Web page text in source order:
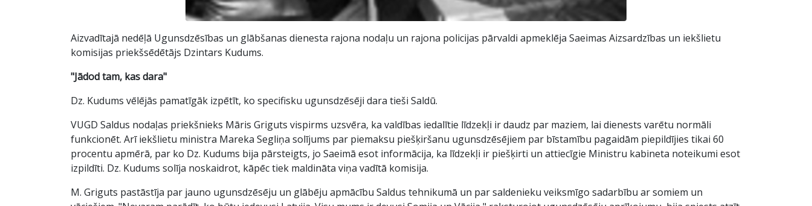
Aizvadītajā nedēļā Ugunsdzēsības un glābšanas dienesta rajona nodaļu un rajona policijas pārvaldi apmeklēja Saeimas Aizsardzības un iekšlietu
komisijas priekšsēdētājs Dzintars Kudums.
"Jādod tam, kas dara"
Dz. Kudums vēlējās pamatīgāk izpētīt, ko specifisku ugunsdzēsēji dara tieši Saldū.
VUGD Saldus nodaļas priekšnieks Māris Griguts vispirms uzsvēra, ka valdības iedalītie līdzekļi ir daudz par maziem, lai dienests varētu normāli
funkcionēt. Arī iekšlietu ministra Mareka Segliņa solījums par piemaksu piešķiršanu ugunsdzēsējiem par bīstamību pagaidām piepildījies tikai 60
procentu apmērā, par ko Dz. Kudums bija pārsteigts, jo Saeimā esot informācija, ka līdzekļi ir piešķirti un attiecīgie Ministru kabineta noteikumi esot
izpildīti. Dz. Kudums solīja noskaidrot, kāpēc tiek maldināta viņa vadītā komisija.
M. Griguts pastāstīja par jauno ugunsdzēsēju un glābēju apmācību Saldus tehnikumā un par saldenieku veiksmīgo sadarbību ar somiem un